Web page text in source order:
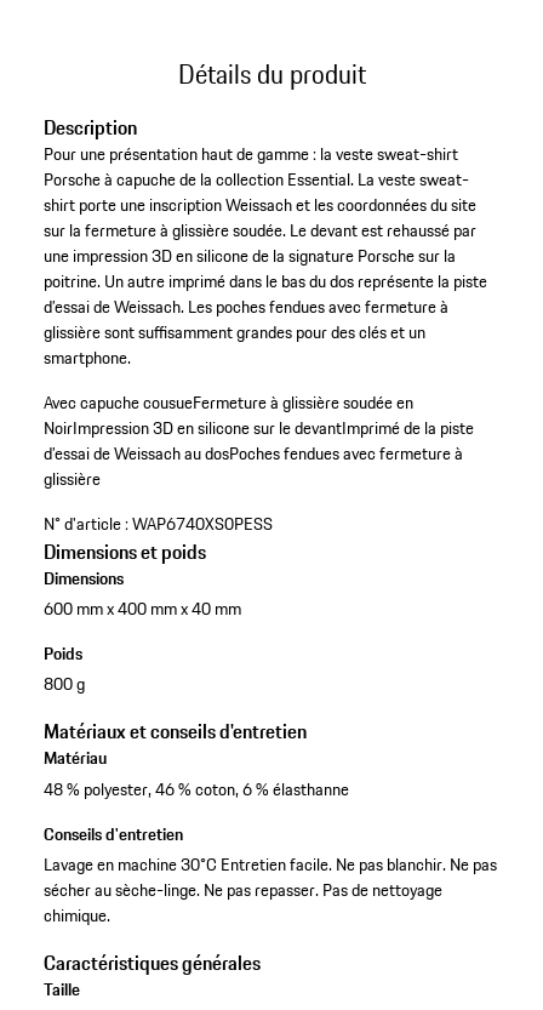
Détails du produit
Description
Pour une présentation haut de gamme : la veste sweat-shirt
Porsche à capuche de la collection Essential. La veste sweat-
shirt porte une inscription Weissach et les coordonnées du site
sur la fermeture à glissière soudée. Le devant est rehaussé par
une impression 3D en silicone de la signature Porsche sur la
poitrine. Un autre imprimé dans le bas du dos représente la piste
d’essai de Weissach. Les poches fendues avec fermeture à
glissière sont suffisamment grandes pour des clés et un
smartphone.
Avec capuche cousueFermeture à glissière soudée en
NoirImpression 3D en silicone sur le devantImprimé de la piste
d’essai de Weissach au dosPoches fendues avec fermeture à
glissière
N° d'article :WAP6740XS0PESS
Dimensions et poids
Dimensions
600 mm x 400 mm x 40 mm
Poids
800 g
Matériaux et conseils d'entretien
Matériau
48 % polyester, 46 % coton, 6 % élasthanne
Conseils d'entretien
Lavage en machine 30°C Entretien facile. Ne pas blanchir. Ne pas
sécher au sèche-linge. Ne pas repasser. Pas de nettoyage
chimique.
Caractéristiques générales
Taille